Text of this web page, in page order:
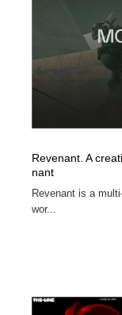
Revenant. A
nant
Revenant is a
wor...